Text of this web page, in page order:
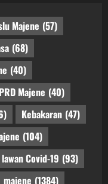
Majene (57)
(68)
(40)
Majene (40)
Kebakaran (47)
(104)
lawan Covid-19 (93)
majene (1384)